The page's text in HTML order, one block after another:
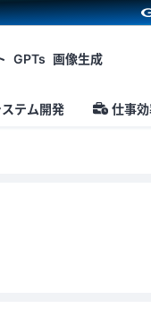
GPTs 画像生成
ステム開発 仕事